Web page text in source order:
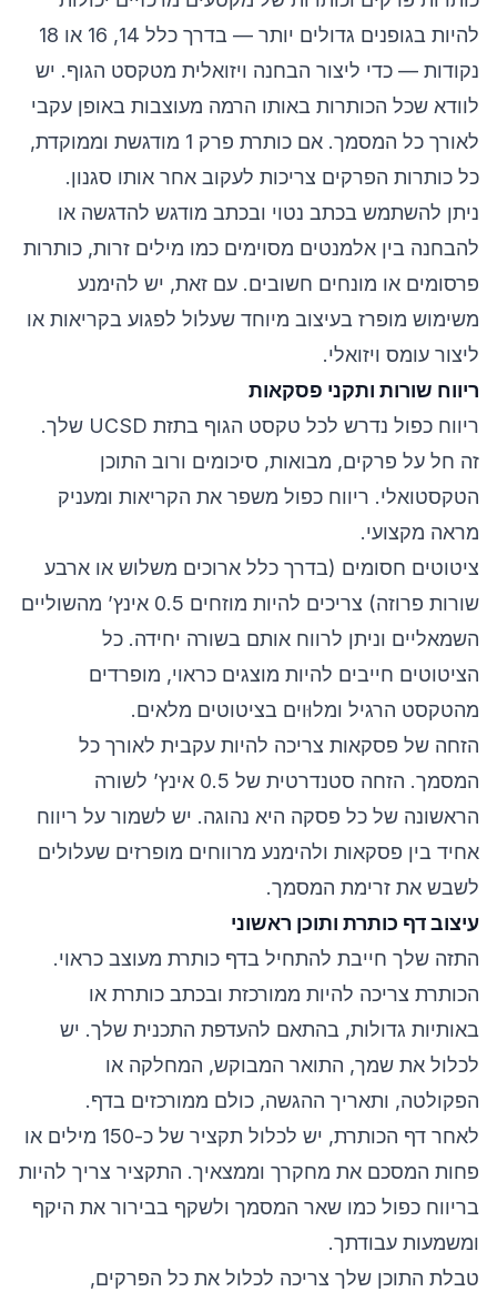
להיות בגופנים גדולים יותר — בדרך כלל 14, 16 או 18
נקודות — כדי ליצור הבחנה ויזואלית מטקסט הגוף. יש
לוודא שכל הכותרות באותו הרמה מעוצבות באופן עקבי
לאורך כל המסמך. אם כותרת פרק 1 מודגשת וממוקדת,
כל כותרות הפרקים צריכות לעקוב אחר אותו סגנון.
ניתן להשתמש בכתב נטוי ובכתב מודגש להדגשה או
להבחנה בין אלמנטים מסוימים כמו מילים זרות, כותרות
פרסומים או מונחים חשובים. עם זאת, יש להימנע
משימוש מופרז בעיצוב מיוחד שעלול לפגוע בקריאות או
ליצור עומס ויזואלי.
ריווח שורות ותקני פסקאות
ריווח כפול נדרש לכל טקסט הגוף בתזת UCSD שלך.
זה חל על פרקים, מבואות, סיכומים ורוב התוכן
הטקסטואלי. ריווח כפול משפר את הקריאות ומעניק
מראה מקצועי.
ציטוטים חסומים (בדרך כלל ארוכים משלוש או ארבע
שורות פרוזה) צריכים להיות מוזחים 0.5 אינץ’ מהשוליים
השמאליים וניתן לרווח אותם בשורה יחידה. כל
הציטוטים חייבים להיות מוצגים כראוי, מופרדים
מהטקסט הרגיל ומלוּוים בציטוטים מלאים.
הזחה של פסקאות צריכה להיות עקבית לאורך כל
המסמך. הזחה סטנדרטית של 0.5 אינץ’ לשורה
הראשונה של כל פסקה היא נהוגה. יש לשמור על ריווח
אחיד בין פסקאות ולהימנע מרווחים מופרזים שעלולים
לשבש את זרימת המסמך.
עיצוב דף כותרת ותוכן ראשוני
התזה שלך חייבת להתחיל בדף כותרת מעוצב כראוי.
הכותרת צריכה להיות ממורכזת ובכתב כותרת או
באותיות גדולות, בהתאם להעדפת התכנית שלך. יש
לכלול את שמך, התואר המבוקש, המחלקה או
הפקולטה, ותאריך ההגשה, כולם ממורכזים בדף.
לאחר דף הכותרת, יש לכלול תקציר של כ-150 מילים או
פחות המסכם את מחקרך וממצאיך. התקציר צריך להיות
בריווח כפול כמו שאר המסמך ולשקף בבירור את היקף
ומשמעות עבודתך.
טבלת התוכן שלך צריכה לכלול את כל הפרקים,